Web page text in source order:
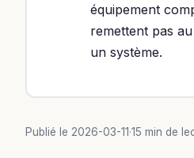
équipement
remettent pas
un système.
Publié le 2026-03-11·15 min de